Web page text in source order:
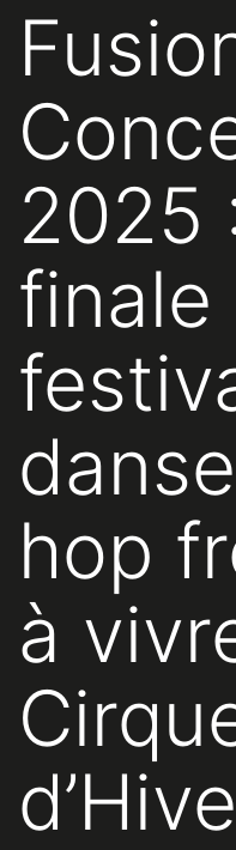
2025
finale
hop
à